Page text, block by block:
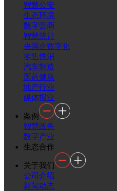
智慧公安
生态环境
数字营商
智慧统计
央国企数字化
零售快消
汽车制造
医药健康
地产行业
媒体报业
案例
智慧政务
数字产业
生态合作
关于我们
公司介绍
新闻动态